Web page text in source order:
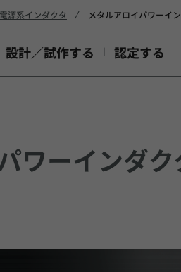
電源系インダクタ メタルアロイパワーイ
設計／試作する 認定する
ワーインダク